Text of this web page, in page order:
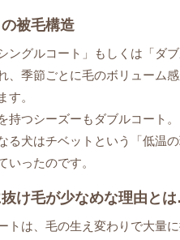
被毛構造
ングルコート」もしくは「ダ
、季節ごとに毛のボリューム
す。
持つシーズーもダブルコート。
る犬はチベットという「低温
いったのです。
け毛が少なめな理由と
トは、毛の生え変わりで大量に